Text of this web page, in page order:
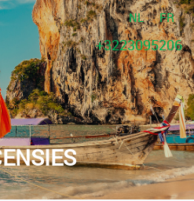
NL FR
+3223095206